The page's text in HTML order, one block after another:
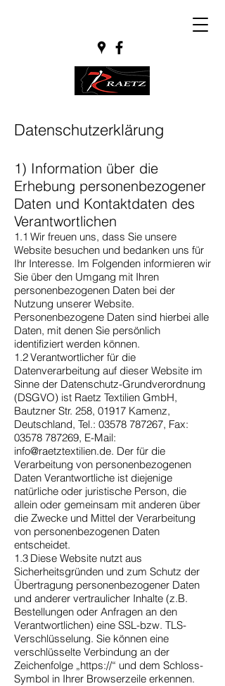
Datenschutzerklärung
1) Information über die
Erhebung personenbezogener
Daten und Kontaktdaten des
Verantwortlichen
1.1 Wir freuen uns, dass Sie unsere
Website besuchen und bedanken uns für
Ihr Interesse. Im Folgenden informieren wir
Sie über den Umgang mit Ihren
personenbezogenen Daten bei der
Nutzung unserer Website.
Personenbezogene Daten sind hierbei alle
Daten, mit denen Sie persönlich
identifiziert werden können.
1.2 Verantwortlicher für die
Datenverarbeitung auf dieser Website im
Sinne der Datenschutz-Grundverordnung
(DSGVO) ist Raetz Textilien GmbH,
Bautzner Str. 258, 01917 Kamenz,
Deutschland, Tel.: 03578 787267, Fax:
03578 787269, E-Mail:
info@raetztextilien.de. Der für die
Verarbeitung von personenbezogenen
Daten Verantwortliche ist diejenige
natürliche oder juristische Person, die
allein oder gemeinsam mit anderen über
die Zwecke und Mittel der Verarbeitung
von personenbezogenen Daten
entscheidet.
1.3 Diese Website nutzt aus
Sicherheitsgründen und zum Schutz der
Übertragung personenbezogener Daten
und anderer vertraulicher Inhalte (z.B.
Bestellungen oder Anfragen an den
Verantwortlichen) eine SSL-bzw. TLS-
Verschlüsselung. Sie können eine
verschlüsselte Verbindung an der
Zeichenfolge „https://“ und dem Schloss-
Symbol in Ihrer Browserzeile erkennen.